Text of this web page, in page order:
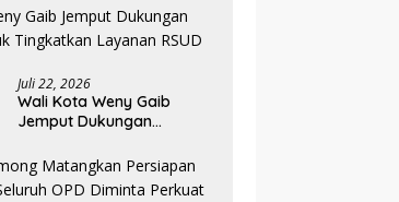
Mongondow
Juli 22, 2026
Wali Kota Weny Gaib
Jemput Dukungan
Tingkatkan Layanan RSUD
Kotamobagu